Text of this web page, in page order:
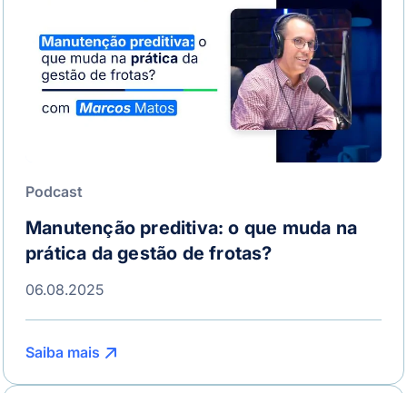
Podcast
Manutenção preditiva: o que muda na
prática da gestão de frotas?
06.08.2025
Saiba mais